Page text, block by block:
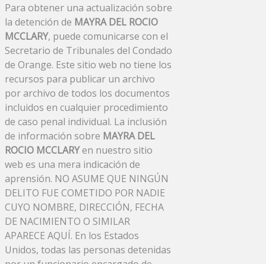
Para obtener una actualización sobre
la detención de MAYRA DEL ROCIO
MCCLARY, puede comunicarse con el
Secretario de Tribunales del Condado
de Orange. Este sitio web no tiene los
recursos para publicar un archivo
por archivo de todos los documentos
incluidos en cualquier procedimiento
de caso penal individual. La inclusión
de información sobre MAYRA DEL
ROCIO MCCLARYen nuestro sitio
web es una mera indicación de
aprensión. NO ASUME QUE NINGÚN
DELITO FUE COMETIDO POR NADIE
CUYO NOMBRE, DIRECCIÓN, FECHA
DE NACIMIENTO O SIMILAR
APARECE AQUÍ. En los Estados
Unidos, todas las personas detenidas